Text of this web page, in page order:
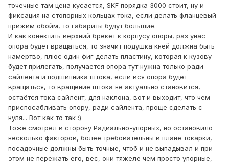
точечные там цена кусается, SKF порядка 3000 стоит, ну и
фиксация на стопорных кольцах тока, если делать фланцевый
прижим обойм, то габариты будут большие.
И как конектить верхний брекет к корпусу опоры, раз унас
опора будет вращаться, то значит подушка кней должна быть
намертво, плюс один фиг делать пластину, которая к кузову
будет прилегать, получается опора тут нужна только ради
сайлента и подшипника штока, если вся опора будет
вращаться, то вращение штока не актуально становится,
остаётся тока сайлент, для наклона, вот и выходит, что чем
приспосабливать опору, ради сайлента, проще сделать с
нуля... Вот как то так :)
Тоже смотрел в сторону Радиально-упорных, но остановило
несколько факторов, более требовательны в плане токарки,
посадочные должны быть точные, чтоб и не выпадывал и при
этом не пережать его, вес, они тяжеле чем просто упорные,